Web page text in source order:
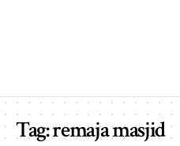
Tag:remaja masjid